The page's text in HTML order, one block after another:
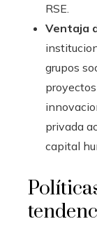
RSE.
Ventaja
grupos
privada
capital